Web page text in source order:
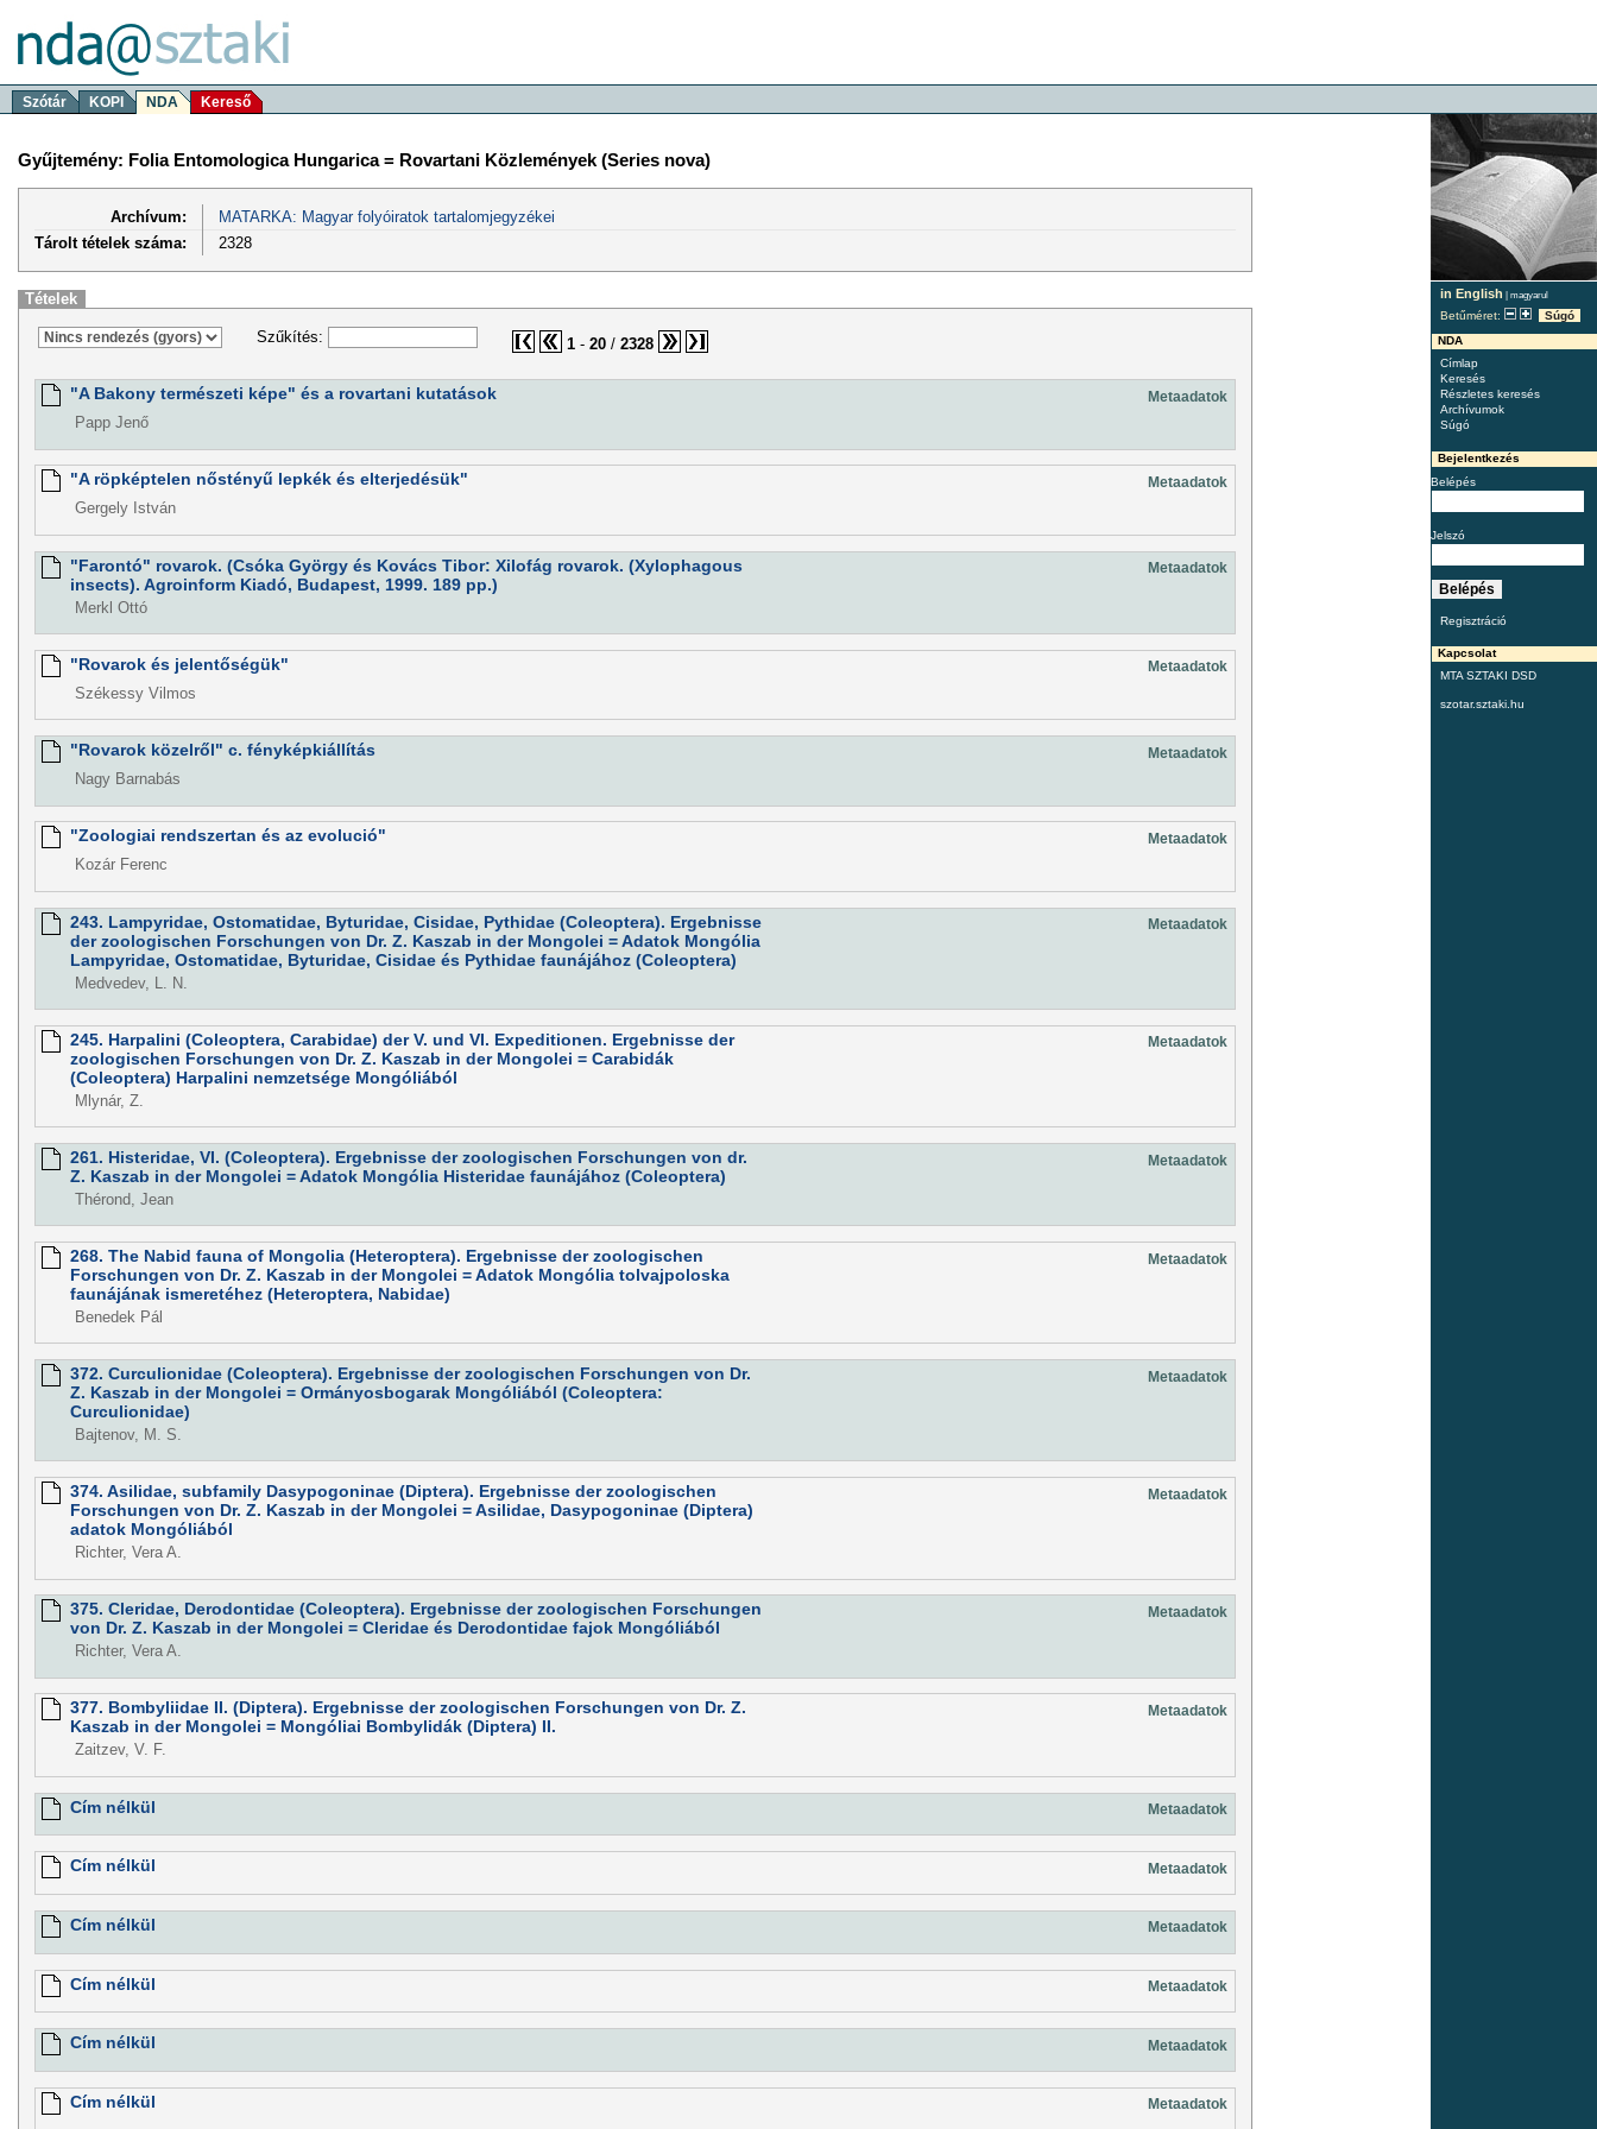
Szótár KOPI NDA Kereső
in English | magyarul
Betűméret:
Súgó
NDA
Címlap
Keresés
Részletes keresés
Archívumok
Súgó
Bejelentkezés
Belépés
Jelszó
Regisztráció
Kapcsolat
MTA SZTAKI DSD
szotar.sztaki.hu
Gyűjtemény: Folia Entomologica Hungarica = Rovartani Közlemények (Series nova)
Archívum:
MATARKA: Magyar folyóiratok tartalomjegyzékei
Tárolt tételek száma:
2328
Tételek
Szűkítés: 1- 20/ 2328
"A Bakony természeti képe" és a rovartani kutatások Metaadatok
Papp Jenő
"A röpképtelen nőstényű lepkék és elterjedésük" Metaadatok
Gergely István
"Farontó" rovarok. (Csóka György és Kovács Tibor: Xilofág rovarok. (Xylophagous
insects). Agroinform Kiadó, Budapest, 1999. 189 pp.)
Metaadatok
Merkl Ottó
"Rovarok és jelentőségük" Metaadatok
Székessy Vilmos
"Rovarok közelről" c. fényképkiállítás Metaadatok
Nagy Barnabás
"Zoologiai rendszertan és az evolució" Metaadatok
Kozár Ferenc
243. Lampyridae, Ostomatidae, Byturidae, Cisidae, Pythidae (Coleoptera). Ergebnisse
der zoologischen Forschungen von Dr. Z. Kaszab in der Mongolei = Adatok Mongólia
Lampyridae, Ostomatidae, Byturidae, Cisidae és Pythidae faunájához (Coleoptera)
Metaadatok
Medvedev, L. N.
245. Harpalini (Coleoptera, Carabidae) der V. und VI. Expeditionen. Ergebnisse der
zoologischen Forschungen von Dr. Z. Kaszab in der Mongolei = Carabidák
(Coleoptera) Harpalini nemzetsége Mongóliából
Metaadatok
Mlynár, Z.
261. Histeridae, VI. (Coleoptera). Ergebnisse der zoologischen Forschungen von dr.
Z. Kaszab in der Mongolei = Adatok Mongólia Histeridae faunájához (Coleoptera)
Metaadatok
Thérond, Jean
268. The Nabid fauna of Mongolia (Heteroptera). Ergebnisse der zoologischen
Forschungen von Dr. Z. Kaszab in der Mongolei = Adatok Mongólia tolvajpoloska
faunájának ismeretéhez (Heteroptera, Nabidae)
Metaadatok
Benedek Pál
372. Curculionidae (Coleoptera). Ergebnisse der zoologischen Forschungen von Dr.
Z. Kaszab in der Mongolei = Ormányosbogarak Mongóliából (Coleoptera:
Curculionidae)
Metaadatok
Bajtenov, M. S.
374. Asilidae, subfamily Dasypogoninae (Diptera). Ergebnisse der zoologischen
Forschungen von Dr. Z. Kaszab in der Mongolei = Asilidae, Dasypogoninae (Diptera)
adatok Mongóliából
Metaadatok
Richter, Vera A.
375. Cleridae, Derodontidae (Coleoptera). Ergebnisse der zoologischen Forschungen
von Dr. Z. Kaszab in der Mongolei = Cleridae és Derodontidae fajok Mongóliából
Metaadatok
Richter, Vera A.
377. Bombyliidae II. (Diptera). Ergebnisse der zoologischen Forschungen von Dr. Z.
Kaszab in der Mongolei = Mongóliai Bombylidák (Diptera) II.
Metaadatok
Zaitzev, V. F.
Cím nélkül Metaadatok
Cím nélkül Metaadatok
Cím nélkül Metaadatok
Cím nélkül Metaadatok
Cím nélkül Metaadatok
Cím nélkül Metaadatok